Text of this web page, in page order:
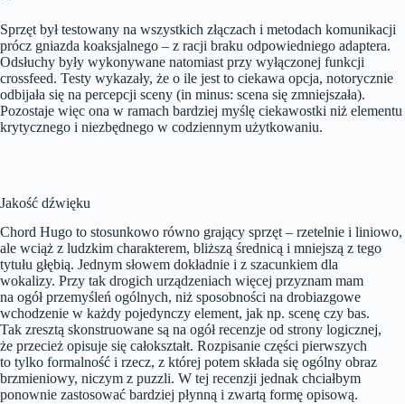
Sprzęt był testowany na wszystkich złączach i metodach komunikacji
prócz gniazda koaksjalnego – z racji braku odpowiedniego adaptera.
Odsłuchy były wykonywane natomiast przy wyłączonej funkcji
crossfeed. Testy wykazały, że o ile jest to ciekawa opcja, notorycznie
odbijała się na percepcji sceny (in minus: scena się zmniejszała).
Pozostaje więc ona w ramach bardziej myślę ciekawostki niż elementu
krytycznego i niezbędnego w codziennym użytkowaniu.
Jakość dźwięku
Chord Hugo to stosunkowo równo grający sprzęt – rzetelnie i liniowo,
ale wciąż z ludzkim charakterem, bliższą średnicą i mniejszą z tego
tytułu głębią. Jednym słowem dokładnie i z szacunkiem dla
wokalizy. Przy tak drogich urządzeniach więcej przyznam mam
na ogół przemyśleń ogólnych, niż sposobności na drobiazgowe
wchodzenie w każdy pojedynczy element, jak np. scenę czy bas.
Tak zresztą skonstruowane są na ogół recenzje od strony logicznej,
że przecież opisuje się całokształt. Rozpisanie części pierwszych
to tylko formalność i rzecz, z której potem składa się ogólny obraz
brzmieniowy, niczym z puzzli. W tej recenzji jednak chciałbym
ponownie zastosować bardziej płynną i zwartą formę opisową.